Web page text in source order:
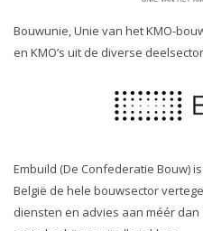
Bouwunie, Unie van het KMO-
en KMO’s uit de diverse
Embuild (De Confederatie Bouw)
België de hele bouwsector
diensten en advies aan méér dan